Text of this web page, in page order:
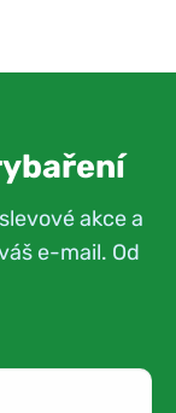
akce a
e-mail. Od